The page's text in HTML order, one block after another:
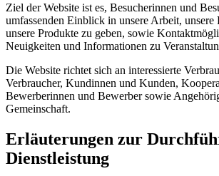
Ziel der Website ist es, Besucherinnen und
umfassenden Einblick in unsere Arbeit, unsere
unsere Produkte zu geben, sowie
Neuigkeiten und Informationen zu
Die Website richtet sich an interessierte
Verbraucher, Kundinnen und Kunden,
Bewerberinnen und Bewerber sowie
Gemeinschaft.
Erläuterungen zur
Dienstleistung